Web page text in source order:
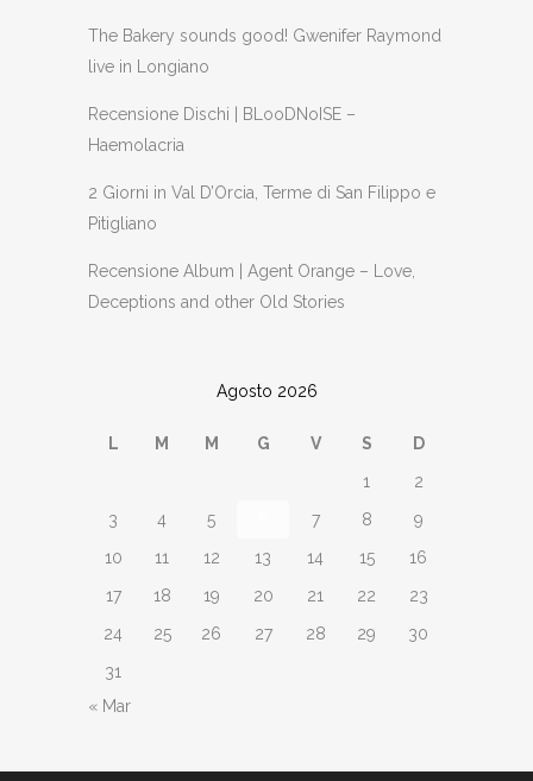
The Bakery sounds good! Gwenifer Raymond
live in Longiano
Recensione Dischi | BLooDNoISE –
Haemolacria
2 Giorni in Val D’Orcia, Terme di San Filippo e
Pitigliano
Recensione Album | Agent Orange – Love,
Deceptions and other Old Stories
Agosto 2026
L M M G V S
D
1
2
3
4 5 7 8
9
10
11 12 13 14 15
16
17
18 19 20 21 22
23
24
25 26 27 28 29
30
31
« Mar